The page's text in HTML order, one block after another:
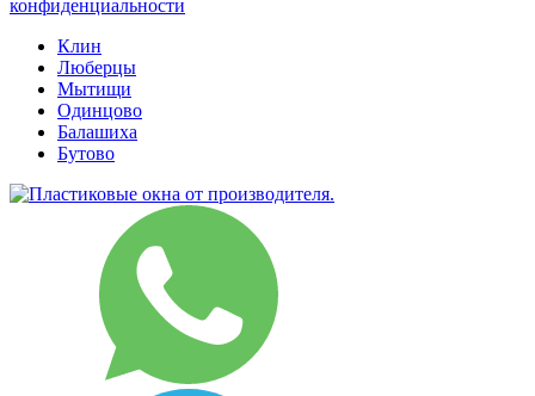
конфиденциальности
Клин
Люберцы
Мытищи
Одинцово
Балашиха
Бутово